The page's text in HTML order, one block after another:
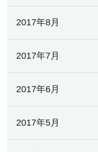
2017年8月
2017年7月
2017年6月
2017年5月